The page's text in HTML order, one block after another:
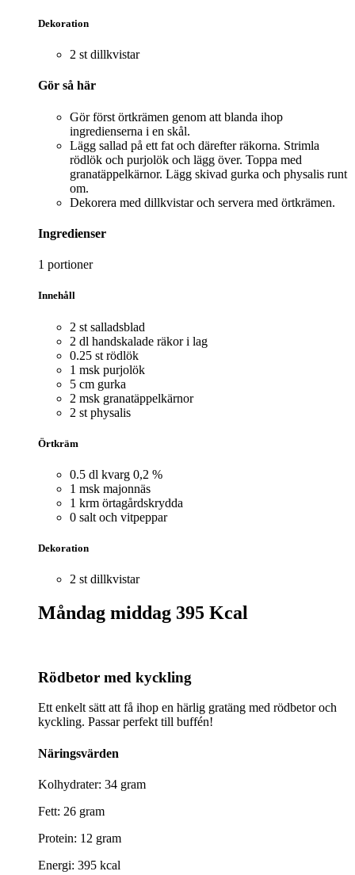
Dekoration
2 st dillkvistar
Gör så här
Gör först örtkrämen genom att blanda ihop
ingredienserna i en skål.
Lägg sallad på ett fat och därefter räkorna. Strimla
rödlök och purjolök och lägg över. Toppa med
granatäppelkärnor. Lägg skivad gurka och physalis runt
om.
Dekorera med dillkvistar och servera med örtkrämen.
Ingredienser
1 portioner
Innehåll
2 st salladsblad
2 dl handskalade räkor i lag
0.25 st rödlök
1 msk purjolök
5 cm gurka
2 msk granatäppelkärnor
2 st physalis
Örtkräm
0.5 dl kvarg 0,2 %
1 msk majonnäs
1 krm örtagårdskrydda
0 salt och vitpeppar
Dekoration
2 st dillkvistar
Måndag middag 395 Kcal
Rödbetor med kyckling
Ett enkelt sätt att få ihop en härlig gratäng med rödbetor och
kyckling. Passar perfekt till buffén!
Näringsvärden
Kolhydrater: 34 gram
Fett: 26 gram
Protein: 12 gram
Energi: 395 kcal